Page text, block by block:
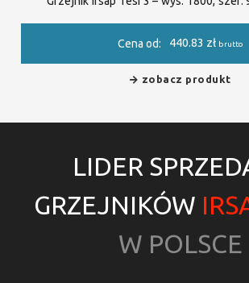
Cena od: 440.83 zł brutto
zobacz produkt
LIDER
GRZEJNIKÓW
W POLSCE